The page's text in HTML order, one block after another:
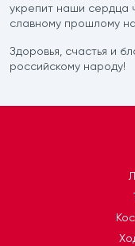
укрепит наши сердца
славному прошлому
Здоровья, счастья и
российскому народу!
подъемников